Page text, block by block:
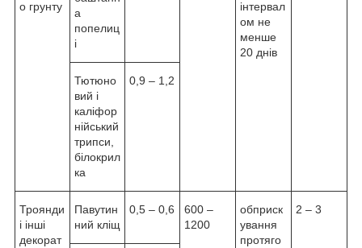
о грунту
інтервал
ом не
менше
20 днів
а
попелиц
і
Тютюно
вий і
каліфор
нійський
трипси,
білокрил
ка
0,9 – 1,2
Троянди
і інші
декорат
Павутин
ний кліщ
0,5 – 0,6
600 –
1200
обприск
ування
протяго
2 – 3